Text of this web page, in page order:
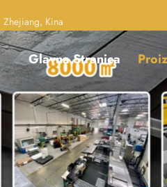
Kina
Glavna Stranica